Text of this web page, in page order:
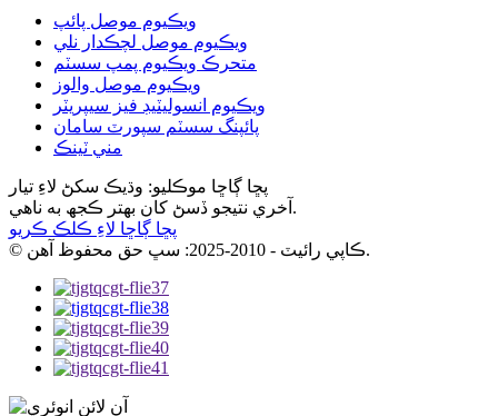
ويڪيوم موصل پائپ
ويڪيوم موصل لچڪدار نلي
متحرڪ ويڪيوم پمپ سسٽم
ويڪيوم موصل والوز
ويڪيوم انسوليٽيڊ فيز سيپريٽر
پائپنگ سسٽم سپورٽ سامان
مني ٽينڪ
پڇا ڳاڇا موڪليو: وڌيڪ سکڻ لاءِ تيار
آخري نتيجو ڏسڻ کان بهتر ڪجھ به ناهي.
پڇا ڳاڇا لاءِ ڪلڪ ڪريو
© ڪاپي رائيٽ - 2010-2025: سڀ حق محفوظ آهن.